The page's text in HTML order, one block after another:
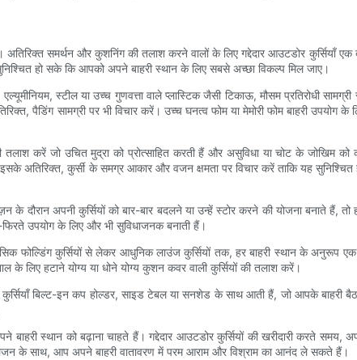
समर्थन और कुशनिंग की तलाश करने वालों के लिए गद्देदार आउटडोर कुर्सियाँ एक
हो सके कि आपको अपने बाहरी स्थान के लिए सबसे अच्छा विकल्प मिल जाए।
स्टील या उच्च गुणवत्ता वाले प्लास्टिक जैसी टिकाऊ, मौसम प्रतिरोधी
पैडिंग सामग्री पर भी विचार करें। उच्च घनत्व फोम या मेमोरी फोम बाहरी उपयोग के
तलाश करें जो उचित मुद्रा को प्रोत्साहित करती हैं और असुविधा या चोट के जोखिम
अतिरिक्त, कुर्सी के समग्र आकार और वजन क्षमता पर विचार करें ताकि यह
के दौरान अपनी कुर्सियों को बार-बार बदलने या उन्हें स्टोर करने की योजना बनाते हैं,
उपयोग के लिए और भी सुविधाजनक बनाती हैं।
फोल्डिंग कुर्सियों से लेकर आधुनिक लाउंज कुर्सियों तक, हर बाहरी स्थान के अनुरूप एक
लिए हटाने योग्य या धोने योग्य कुशन कवर वाली कुर्सियों की तलाश करें।
बिल्ट-इन कप होल्डर, साइड टेबल या सनशेड के साथ आती हैं, जो आपके बाहरी
स्थान को बढ़ाना चाहते हैं। गद्देदार आउटडोर कुर्सियों की खरीदारी करते समय,
के साथ, आप अपने बाहरी वातावरण में परम आराम और विश्राम का आनंद ले सकते हैं।